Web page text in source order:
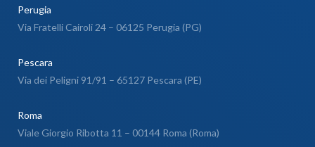
Perugia
Via Fratelli Cairoli 24 – 06125 Perugia (PG)
Pescara
Via dei Peligni 91/91 – 65127 Pescara (PE)
Roma
Viale Giorgio Ribotta 11 – 00144 Roma (Roma)